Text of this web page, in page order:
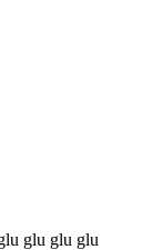
glu glu glu